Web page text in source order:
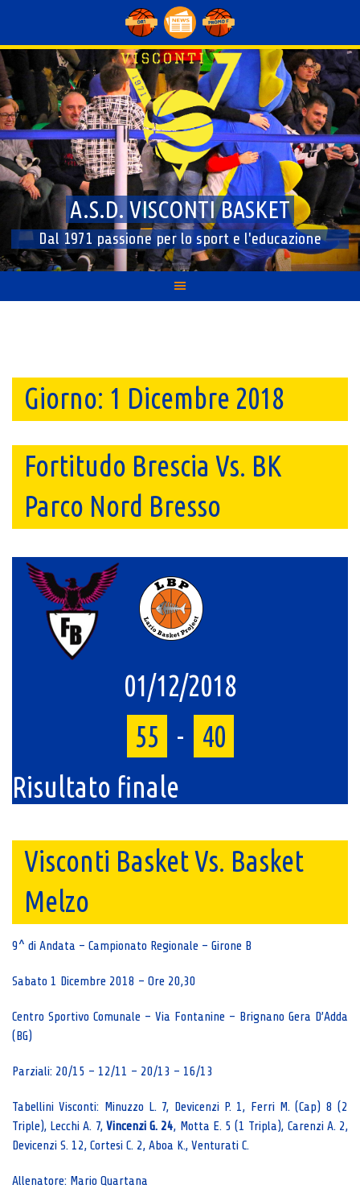
content
A.S.D. VISCONTI BASKET
Dal 1971 passione per lo sport e l'educazione
Giorno: 1 Dicembre 2018
Fortitudo Brescia Vs. BK
Parco Nord Bresso
01/12/2018
55
-
40
Risultato finale
Visconti Basket Vs. Basket
Melzo
9^ di Andata – Campionato Regionale – Girone B
Sabato 1 Dicembre 2018 – Ore 20,30
Centro Sportivo Comunale – Via Fontanine – Brignano Gera D’Adda
(BG)
Parziali: 20/15 – 12/11 – 20/13 – 16/13
Tabellini Visconti: Minuzzo L. 7, Devicenzi P. 1, Ferri M. (Cap) 8 (2
Triple), Lecchi A. 7, Vincenzi G. 24, Motta E. 5 (1 Tripla), Carenzi A. 2,
Devicenzi S. 12, Cortesi C. 2, Aboa K., Venturati C.
Allenatore: Mario Quartana